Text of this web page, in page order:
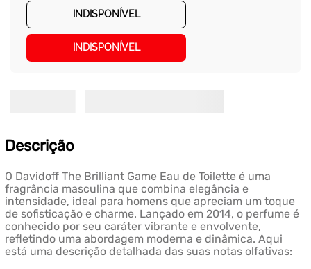
INDISPONÍVEL
INDISPONÍVEL
Descrição
O Davidoff The Brilliant Game Eau de Toilette é uma
fragrância masculina que combina elegância e
intensidade, ideal para homens que apreciam um toque
de sofisticação e charme. Lançado em 2014, o perfume é
conhecido por seu caráter vibrante e envolvente,
refletindo uma abordagem moderna e dinâmica. Aqui
está uma descrição detalhada das suas notas olfativas: